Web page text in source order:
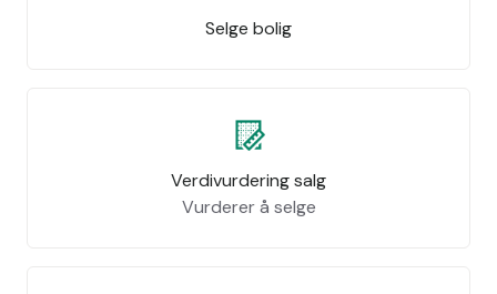
Selge bolig
Verdivurdering salg
Vurderer å selge